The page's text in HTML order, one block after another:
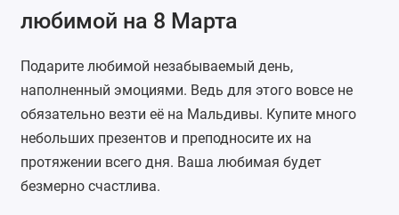
любимой на 8 Марта
Подарите любимой незабываемый день,
наполненный эмоциями. Ведь для этого вовсе не
обязательно везти её на Мальдивы. Купите много
небольших презентов и преподносите их на
протяжении всего дня. Ваша любимая будет
безмерно счастлива.